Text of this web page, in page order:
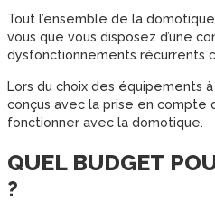
Tout l’ensemble de la
vous que vous disposez d’une
dysfonctionnements récurrents
Lors du choix des équipements
conçus avec la prise en compte
fonctionner avec la domotique.
QUEL BUDGET
?